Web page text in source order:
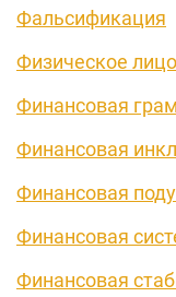
Фальсификация
Физическое лицо
Финансовая
Финансовая
Финансовая
Финансовая
Финансовая